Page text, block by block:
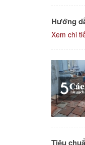
Hướng
Xem chi
Tiêu